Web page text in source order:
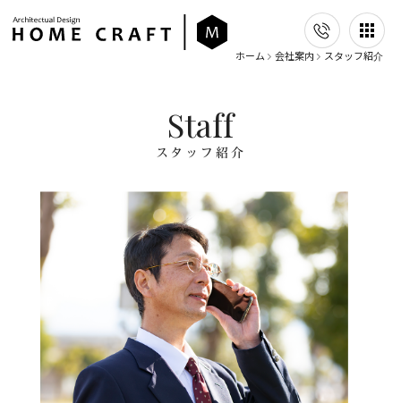
ホーム 会社案内 スタッフ紹介
ス タ ッ フ 紹 介
Staff